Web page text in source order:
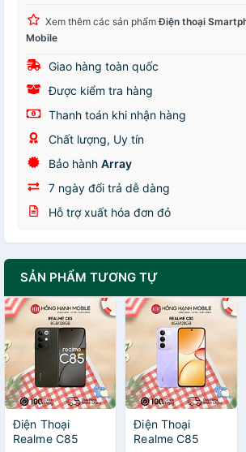
Xem thêm các sản phẩmĐiện thoại
Mobile
Giao hàng toàn quốc
Được kiểm tra hàng
Thanh toán khi nhận hàng
Chất lượng, Uy tín
Bảo hành Array
7 ngày đổi trả dễ dàng
Hỗ trợ xuất hóa đơn đỏ
SẢN PHẨM TƯƠNG TỰ
Điện Thoại
Realme C85
Điện Thoại
Realme C85